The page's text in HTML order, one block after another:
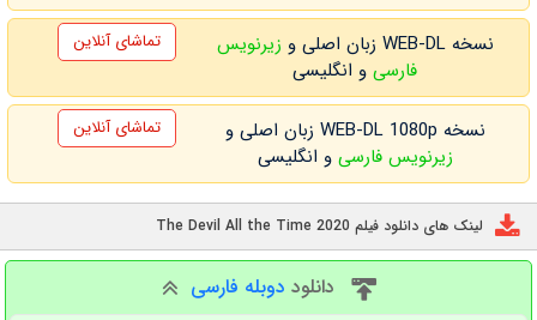
نسخه WEB-DL زبان اصلی و
زیرنویس
فارسیو انگلیسی
تماشای آنلاین
نسخه WEB-DL 1080p زبان اصلی و
زیرنویس فارسی و انگلیسی
تماشای آنلاین
لینک های دانلود فیلم The Devil All the Time 2020
دانلود دوبله فارسی